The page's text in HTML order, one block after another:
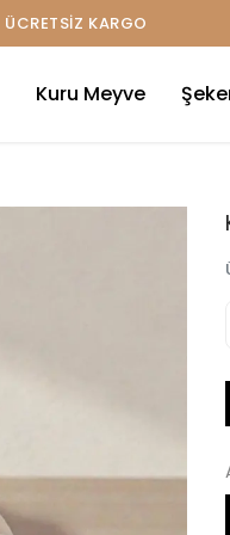
Kuru Meyve